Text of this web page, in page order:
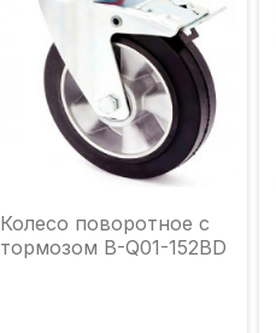
Колесо поворотное с
тормозом B-Q01-152BD